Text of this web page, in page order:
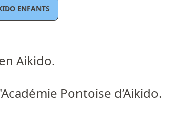
ENFANTS
Aikido.
Académie Pontoise d’Aikido.